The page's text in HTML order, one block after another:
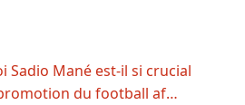
Sadio Mané est-il si crucial
du football af…